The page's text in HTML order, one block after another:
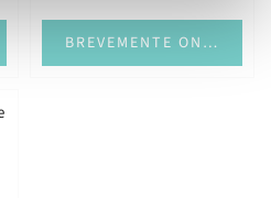
BREVEMENTE ONLINE